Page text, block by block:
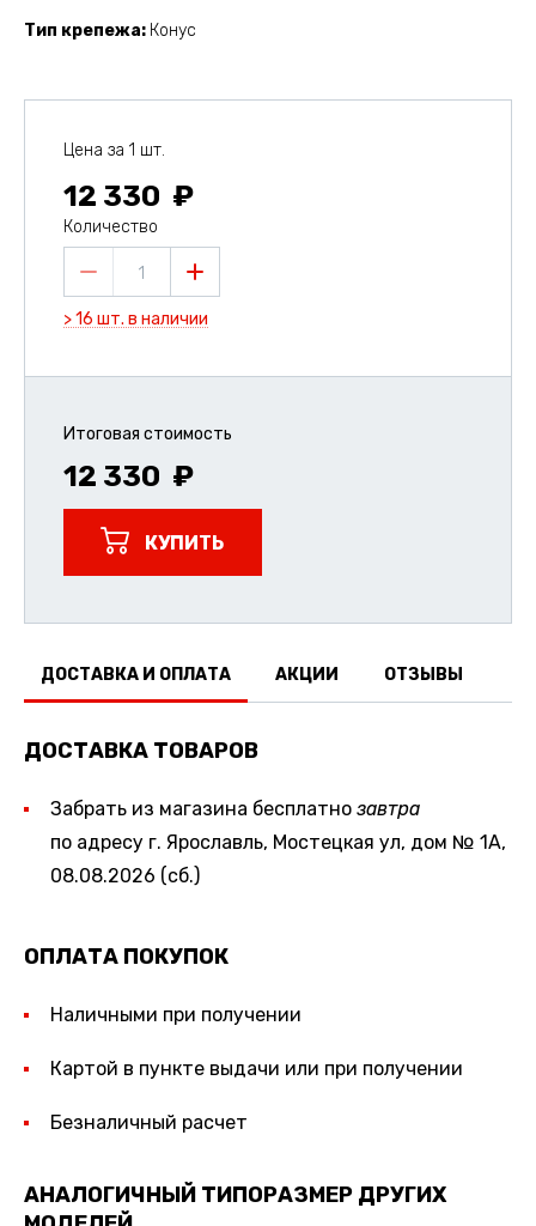
Тип крепежа Конус
Цена за 1 шт.
12 330
Количество
1
> 16 шт. в наличии
Итоговая стоимость
12 330
КУПИТЬ
ДОСТАВКА И ОПЛАТА АКЦИИ ОТЗЫВЫ
ДОСТАВКА ТОВАРОВ
Забрать из магазина бесплатно завтра
по адресу г. Ярославль, Мостецкая ул, дом № 1А,
08.08.2026 (сб.)
ОПЛАТА ПОКУПОК
Наличными при получении
Картой в пункте выдачи или при получении
Безналичный расчет
АНАЛОГИЧНЫЙ ТИПОРАЗМЕР ДРУГИХ